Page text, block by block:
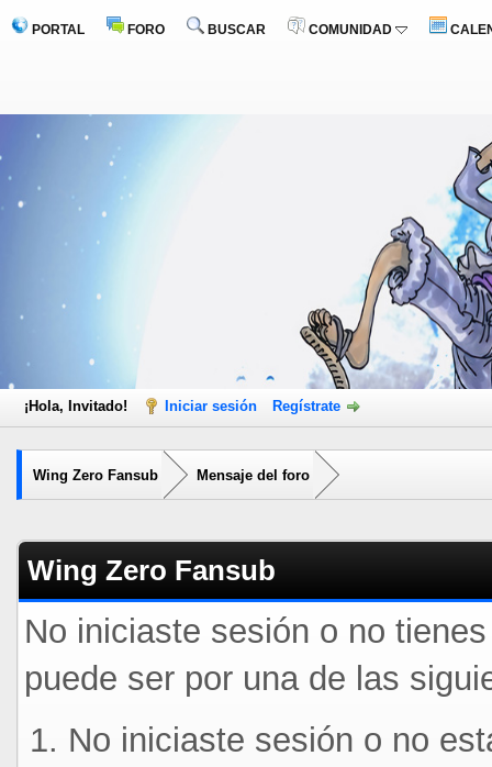
PORTAL FORO BUSCAR COMUNIDAD
¡Hola, Invitado! Iniciar sesión Regístrate
Wing Zero Fansub Mensaje del foro
Wing Zero Fansub
No iniciaste sesión o no
puede ser por una de las
No iniciaste sesión o no